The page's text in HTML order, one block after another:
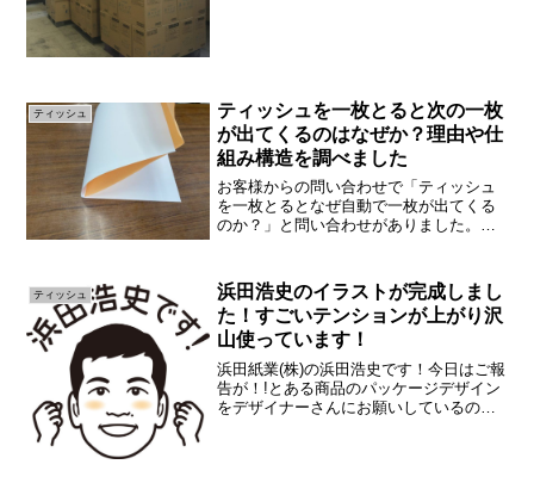
ティッシュ
ティッシュを一枚とると次の一枚
が出てくるのはなぜか？理由や仕
組み構造を調べました
お客様からの問い合わせで「ティッシュ
を一枚とるとなぜ自動で一枚が出てくる
のか？」と問い合わせがありました。実
す。どういうことだ？と思う方もいるの
で実際に写真で説明しながら...
ティッシュ
浜田浩史のイラストが完成しまし
た！すごいテンションが上がり沢
山使っています！
浜田紙業(株)の浜田浩史です！今日はご報
告が！!とある商品のパッケージデザイン
をデザイナーさんにお願いしているので